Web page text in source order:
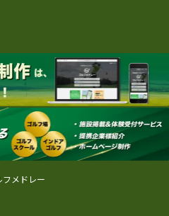
メドレー